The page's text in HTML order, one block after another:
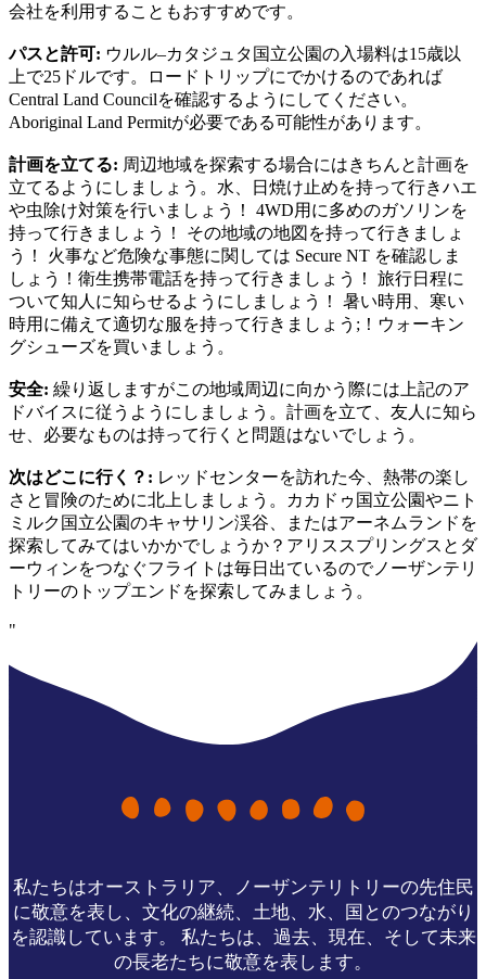
会社を利用することもおすすめです。
パスと許可: ウルル–カタジュタ国立公園の入場料は15歳以
上で25ドルです。ロードトリップにでかけるのであれば
Central Land Councilを確認するようにしてください。
Aboriginal Land Permitが必要である可能性があります。
計画を立てる: 周辺地域を探索する場合にはきちんと計画を
立てるようにしましょう。水、日焼け止めを持って行きハエ
や虫除け対策を行いましょう！ 4WD用に多めのガソリンを
持って行きましょう！ その地域の地図を持って行きましょ
う！ 火事など危険な事態に関しては Secure NT を確認しま
しょう！衛生携帯電話を持って行きましょう！ 旅行日程に
ついて知人に知らせるようにしましょう！ 暑い時用、寒い
時用に備えて適切な服を持って行きましょう;！ウォーキン
グシューズを買いましょう。
安全: 繰り返しますがこの地域周辺に向かう際には上記のア
ドバイスに従うようにしましょう。計画を立て、友人に知ら
せ、必要なものは持って行くと問題はないでしょう。
次はどこに行く？: レッドセンターを訪れた今、熱帯の楽し
さと冒険のために北上しましょう。カカドゥ国立公園やニト
ミルク国立公園のキャサリン渓谷、またはアーネムランドを
探索してみてはいかかでしょうか？アリススプリングスとダ
ーウィンをつなぐフライトは毎日出ているのでノーザンテリ
トリーのトップエンドを探索してみましょう。
"
私たちはオーストラリア、ノーザンテリトリーの先住民
に敬意を表し、文化の継続、土地、水、国とのつながり
を認識しています。 私たちは、過去、現在、そして未来
の長老たちに敬意を表します。